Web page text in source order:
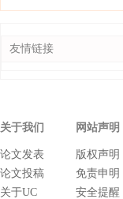
友情链接
网站声明
版权声明
免责申明
安全提醒
关于我们
论文发表
论文投稿
关于UC